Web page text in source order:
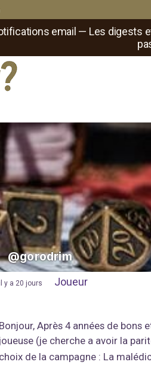
email — Les digests
@gorodrim
il y a 20 jours Joueur
Bonjour, Après 4 années de bons
joueuse (je cherche a avoir la
choix de la campagne : La